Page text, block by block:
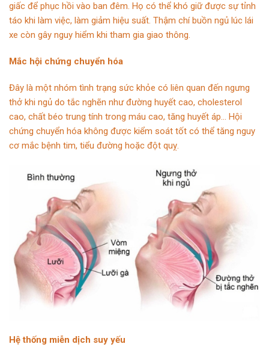
giấc để phục hồi vào ban đêm. Họ có thể khó giữ được sự tỉnh
táo khi làm việc, làm giảm hiệu suất. Thậm chí buồn ngủ lúc lái
xe còn gây nguy hiểm khi tham gia giao thông.
Mắc hội chứng chuyển hóa
Đây là một nhóm tình trạng sức khỏe có liên quan đến ngưng
thở khi ngủ do tắc nghẽn như đường huyết cao, cholesterol
cao, chất béo trung tính trong máu cao, tăng huyết áp… Hội
chứng chuyển hóa không được kiểm soát tốt có thể tăng nguy
cơ mắc bệnh tim, tiểu đường hoặc đột quỵ.
Hệ thống miễn dịch suy yếu